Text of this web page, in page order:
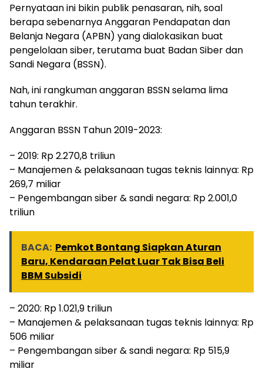
Pernyataan ini bikin publik penasaran, nih, soal
berapa sebenarnya Anggaran Pendapatan dan
Belanja Negara (APBN) yang dialokasikan buat
pengelolaan siber, terutama buat Badan Siber dan
Sandi Negara (BSSN).
Nah, ini rangkuman anggaran BSSN selama lima
tahun terakhir.
Anggaran BSSN Tahun 2019-2023:
– 2019: Rp 2.270,8 triliun
– Manajemen & pelaksanaan tugas teknis lainnya: Rp
269,7 miliar
– Pengembangan siber & sandi negara: Rp 2.001,0
triliun
BACA: Pemkot Bontang Siapkan Aturan
Baru, Kendaraan Pelat Luar Tak Bisa Beli
BBM Subsidi
– 2020: Rp 1.021,9 triliun
– Manajemen & pelaksanaan tugas teknis lainnya: Rp
506 miliar
– Pengembangan siber & sandi negara: Rp 515,9
miliar